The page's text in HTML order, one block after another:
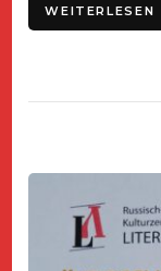
WEITERLESEN